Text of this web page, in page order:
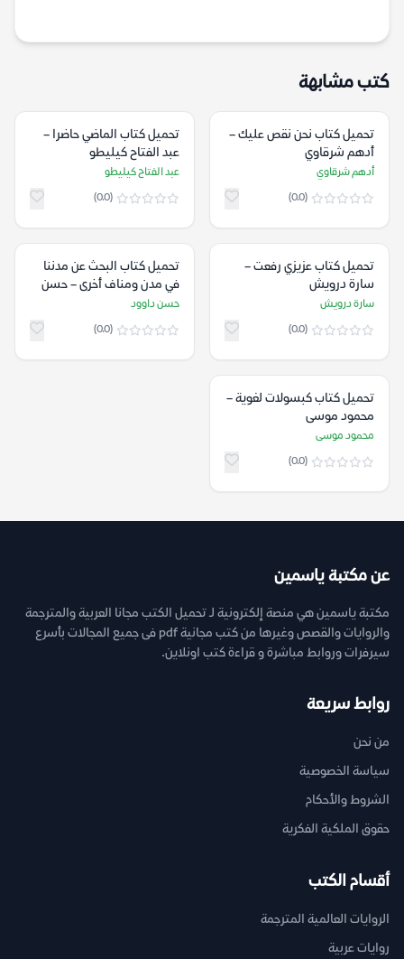
كتب مشابهة
تحميل كتاب نحن نقص عليك –
أدهم شرقاوي
أدهم شرقاوي
(0.0)
تحميل كتاب الماضي حاضرا –
عبد الفتاح كيليطو
عبد الفتاح كيليطو
(0.0)
تحميل كتاب عزيزي رفعت –
سارة درويش
سارة درويش
(0.0)
تحميل كتاب البحث عن مدننا
في مدن ومناف أخرى – حسن
داوود
حسن داوود
(0.0)
تحميل كتاب كبسولات لغوية –
محمود موسى
محمود موسى
(0.0)
عن مكتبة ياسمين
مكتبة ياسمين هي منصة إلكترونية لـ تحميل الكتب مجانا العربية والمترجمة
والروايات والقصص وغيرها من كتب مجانية pdf فى جميع المجالات بأسرع
سيرفرات وروابط مباشرة و قراءة كتب اونلاين.
روابط سريعة
من نحن
سياسة الخصوصية
الشروط والأحكام
حقوق الملكية الفكرية
أقسام الكتب
الروايات العالمية المترجمة
روايات عربية